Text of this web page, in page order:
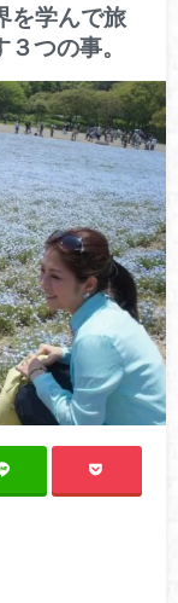
を学んで旅
つの事。